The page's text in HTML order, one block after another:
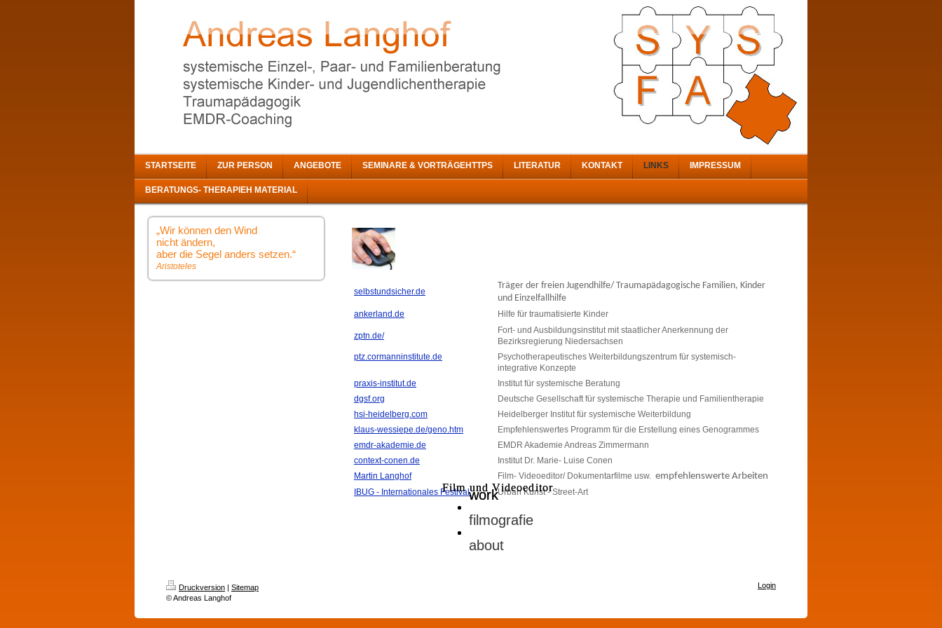
STARTSEITE ZUR PERSON ANGEBOTE SEMINARE & VORTRÄGEHTTPS LITERATUR KONTAKT LINKS IMPRESSUM
BERATUNGS- THERAPIEH MATERIAL
„Wir können den Wind
nicht ändern,
aber die Segel anders setzen.“
Aristoteles
selbstundsicher.de
Träger der freien Jugendhilfe/ Traumapädagogische Familien, Kinder
und Einzelfallhilfe
ankerland.de Hilfe für traumatisierte Kinder
zptn.de/
Fort- und Ausbildungsinstitut mit staatlicher Anerkennung der
Bezirksregierung Niedersachsen
ptz.cormanninstitute.de
Psychotherapeutisches Weiterbildungszentrum für systemisch-
integrative Konzepte
praxis-institut.de
Institut für systemische Beratung
dgsf.org
Deutsche Gesellschaft für systemische Therapie und Familientherapie
hsi-heidelberg.com
Heidelberger Institut für systemische Weiterbildung
klaus-wessiepe.de/geno.htm
Empfehlenswertes Programm für die Erstellung eines Genogrammes
emdr-akademie.de
EMDR Akademie Andreas Zimmermann
context-conen.de
Institut Dr. Marie- Luise Conen
Martin Langhof
Film- Videoeditor/ Dokumentarfilme usw. empfehlenswerte Arbeiten
Film und Videoeditor
work
filmografie
about
Film und Videoeditor
work
filmografie
about
IBUG - Internationales Festival Urban Kunst - Street-Art
Druckversion | Sitemap
© Andreas Langhof
Login